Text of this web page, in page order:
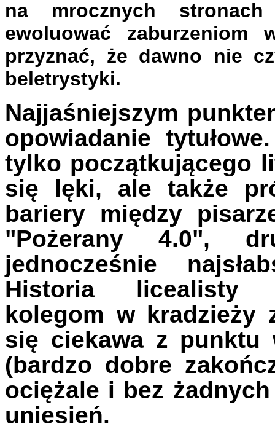
na mrocznych
ewoluować zaburzeniom
przyznać, że dawno nie
beletrystyki.
Najjaśniejszym
opowiadanie
tylko początkującego
się lęki, ale także
bariery między
"Pożerany 4.0",
jednocześnie
Historia licealisty
kolegom w kradzieży
się ciekawa z punktu
(bardzo dobre
ociężale i bez
uniesień.